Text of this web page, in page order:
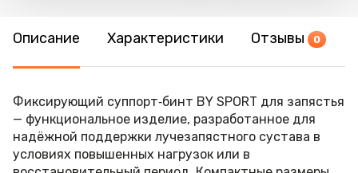
Описание Характеристики Отзывы 0
Фиксирующий суппорт‑бинт BY SPORT для запястья
— функциональное изделие, разработанное для
надёжной поддержки лучезапястного сустава в
условиях повышенных нагрузок или в